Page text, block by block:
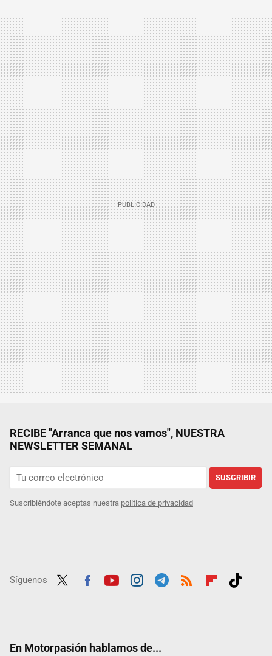
RECIBE "Arranca que nos vamos", NUESTRA
NEWSLETTER SEMANAL
SUSCRIBIR
Suscribiéndote aceptas nuestra política de privacidad
Síguenos
En Motorpasión hablamos de...